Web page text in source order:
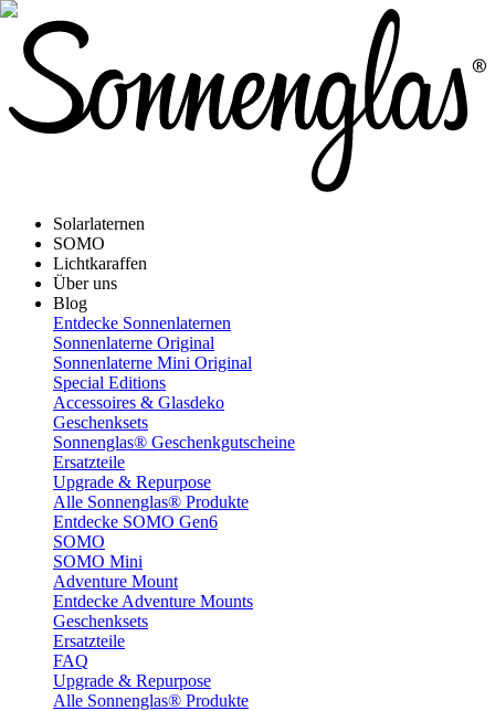
Solarlaternen
SOMO
Lichtkaraffen
Über uns
Blog
Entdecke Sonnenlaternen
Sonnenlaterne Original
Sonnenlaterne Mini Original
Special Editions
Accessoires & Glasdeko
Geschenksets
Sonnenglas® Geschenkgutscheine
Ersatzteile
Upgrade & Repurpose
Alle Sonnenglas® Produkte
Entdecke SOMO Gen6
SOMO
SOMO Mini
Adventure Mount
Entdecke Adventure Mounts
Geschenksets
Ersatzteile
FAQ
Upgrade & Repurpose
Alle Sonnenglas® Produkte